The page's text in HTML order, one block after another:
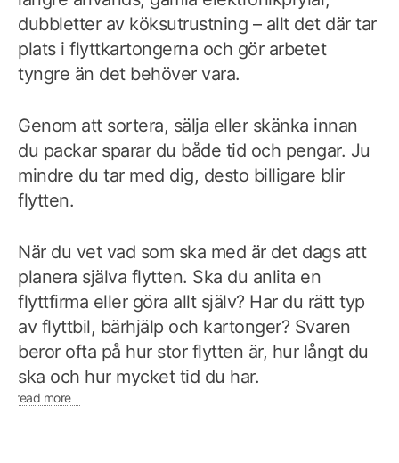
dubbletter av köksutrustning – allt det där tar
plats i flyttkartongerna och gör arbetet
tyngre än det behöver vara.
Genom att sortera, sälja eller skänka innan
du packar sparar du både tid och pengar. Ju
mindre du tar med dig, desto billigare blir
flytten.
När du vet vad som ska med är det dags att
planera själva flytten. Ska du anlita en
flyttfirma eller göra allt själv? Har du rätt typ
av flyttbil, bärhjälp och kartonger? Svaren
beror ofta på hur stor flytten är, hur långt du
ska och hur mycket tid du har.
read more